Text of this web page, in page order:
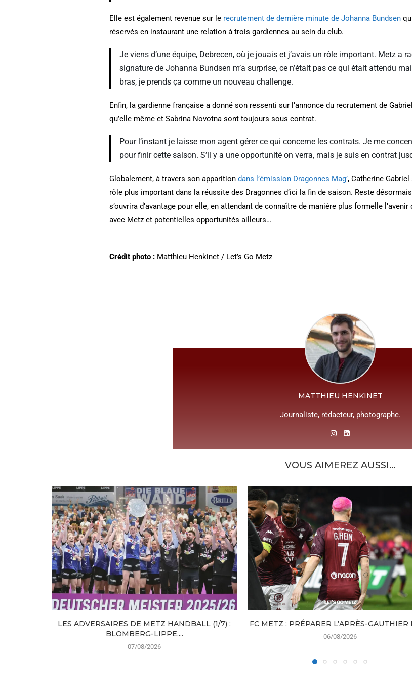
Elle est également revenue sur le recrutement de dernière minute de Johanna Bundsen
réservés en instaurant une relation à trois gardiennes au sein du club.
Je viens d’une équipe, Debrecen, où je jouais et j’avais un rôle important. Metz a
signature de Johanna Bundsen m’a surprise, ce n’était pas ce qui était attendu
bras, je prends ça comme un nouveau challenge.
Enfin, la gardienne française a donné son ressenti sur l’annonce du recrutement de
qu’elle même et Sabrina Novotna sont toujours sous contrat.
Pour l’instant je laisse mon agent gérer ce qui concerne les contrats. Je me
pour finir cette saison. S’il y a une opportunité on verra, mais je suis en contrat
Globalement, à travers son apparition dans l’émission Dragonnes Mag’, Catherine
rôle plus important dans la réussite des Dragonnes d’ici la fin de saison. Reste
s’ouvrira d’avantage pour elle, en attendant de connaître de manière plus formelle
avec Metz et potentielles opportunités ailleurs…
Crédit photo : Matthieu Henkinet / Let’s Go Metz
MATTHIEU HENKINET
Journaliste, rédacteur, photographe.
VOUS AIMEREZ AUSSI...
LES ADVERSAIRES DE METZ HANDBALL (1/7) :
BLOMBERG-LIPPE,...
07/08/2026
FC METZ : PRÉPARER L’APRÈS-GAUTHIER
06/08/2026